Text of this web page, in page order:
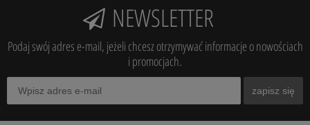
NEWSLETTER
Podaj swój adres e-mail, jeżeli chcesz otrzymywać informacje o nowościach
i promocjach.
zapisz się